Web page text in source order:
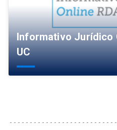
Informativo Jurídico
UC